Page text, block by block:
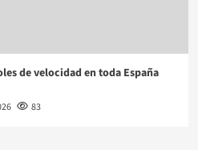
de velocidad en toda España
83